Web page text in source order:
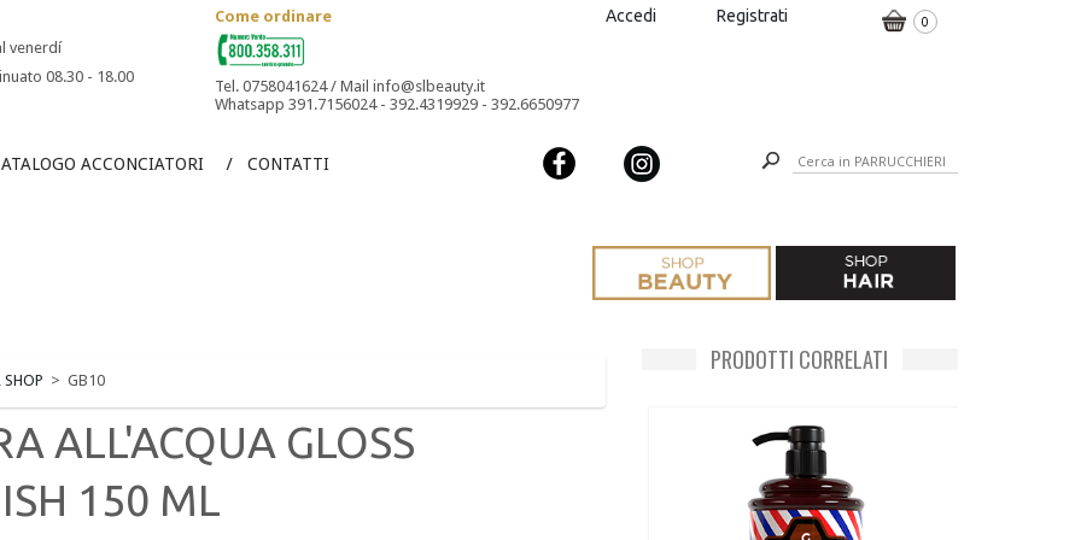
venerdí
08.30 - 18.00
Come ordinare
Tel. 0758041624 / Mail info@slbeauty.it
Whatsapp 391.7156024 - 392.4319929 - 392.6650977
Accedi Registrati 0
ACCONCIATORI CONTATTI
SHOP > GB10
ALL'ACQUA GLOSS
150 ML
PRODOTTI CORRELATI